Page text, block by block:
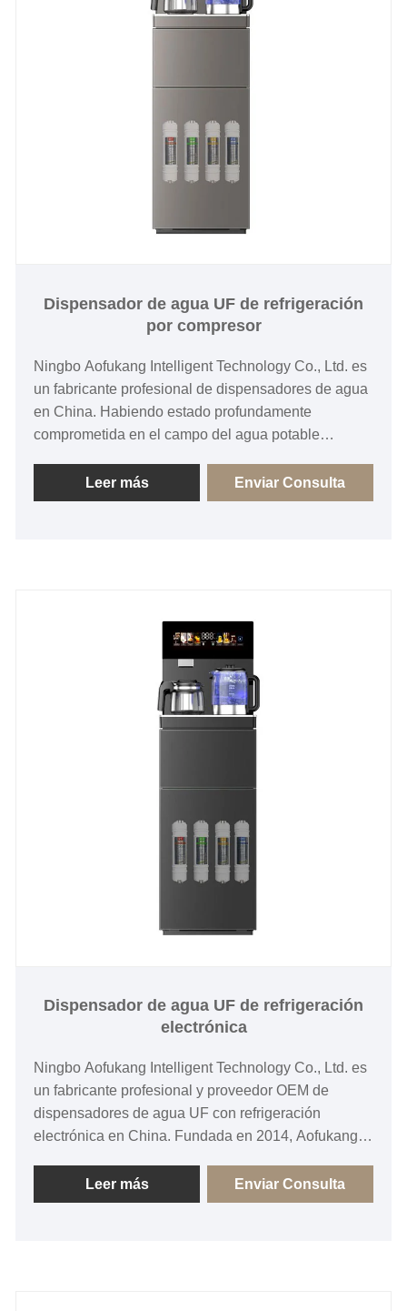
Dispensador de agua UF de refrigeración
por compresor
Ningbo Aofukang Intelligent Technology Co., Ltd. es
un fabricante profesional de dispensadores de agua
en China. Habiendo estado profundamente
comprometida en el campo del agua potable
al mercado soluciones confiables de dispensadores
de agua UF con enfriamiento por compresor con
profunda de los escenarios de purificación de agua
y preparación de té, haciendo que los productos
sean más inteligentes y multifuncionales.
Leer más Enviar Consulta
Dispensador de agua UF de refrigeración
electrónica
Ningbo Aofukang Intelligent Technology Co., Ltd. es
un fabricante profesional y proveedor OEM de
dispensadores de agua UF con refrigeración
electrónica en China. Fundada en 2014, Aofukang
con capacidades de I+D, producción y exportación.
El AFK-8005 cuenta con refrigeración electrónica
Leer más Enviar Consulta